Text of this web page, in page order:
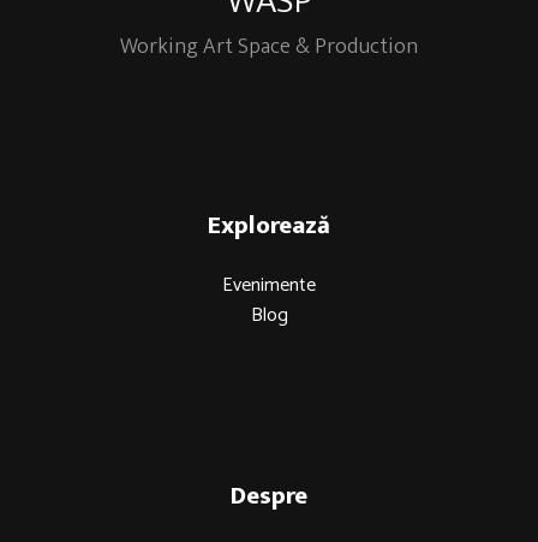
Working Art Space & Production
Explorează
Evenimente
Blog
Despre